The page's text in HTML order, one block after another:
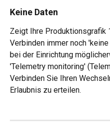
Keine Daten
Zeigt Ihre Produktionsgrafik
Verbinden immer noch
bei der Einrichtung
'Telemetry monitoring'
Verbinden Sie Ihren
Erlaubnis zu erteilen.